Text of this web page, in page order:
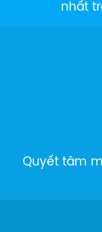
nhất
Quyết tâm